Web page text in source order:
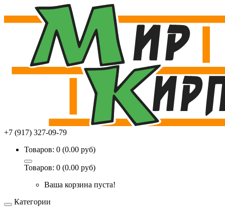
+7 (917) 327-09-79
Товаров: 0 (0.00 руб)
Товаров: 0 (0.00 руб)
Ваша корзина пуста!
Категории